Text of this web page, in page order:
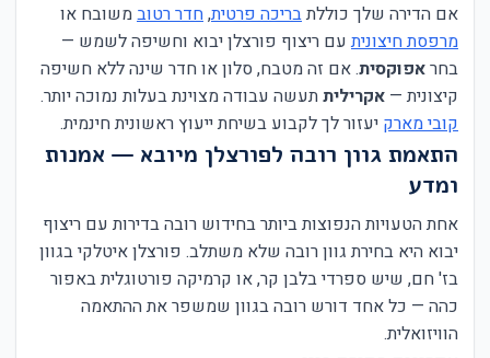
אם הדירה שלך כוללתבריכה פרטית,חדר רטובמשובח או
מרפסת חיצוניתעם ריצוף פורצלן יבוא וחשיפה לשמש —
בחראפוקסית. אם זה מטבח, סלון או חדר שינה ללא חשיפה
קיצונית — אקרילית תעשה עבודה מצוינת בעלות נמוכה יותר.
קובי מארק יעזור לך לקבוע בשיחת ייעוץ ראשונית חינמית.
התאמת גוון רובה לפורצלן מיובא — אמנות
ומדע
אחת הטעויות הנפוצות ביותר בחידוש רובה בדירות עם ריצוף
יבוא היא בחירת גוון רובה שלא משתלב. פורצלן איטלקי בגוון
בז' חם, שיש ספרדי בלבן קר, או קרמיקה פורטוגלית באפור
כהה — כל אחד דורש רובה בגוון שמשפר את ההתאמה
הוויזואלית.